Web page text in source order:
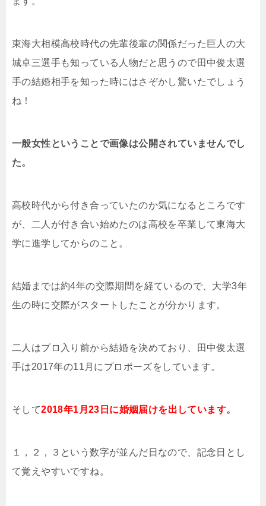
東海大相模高校時代の先輩後輩の関係だった巨人の大
城卓三選手も知っている人物だと思うので田中俊太選
手の結婚相手を知った時にはさぞかし驚いたでしょう
ね！
一般女性ということで画像は公開されていませんでし
た。
高校時代から付き合っていたのか気になるところです
が、二人が付き合い始めたのは高校を卒業して東海大
学に進学してからのこと。
結婚までは約4年の交際期間を経ているので、大学3年
生の時に交際がスタートしたことが分かります。
二人はプロ入り前から結婚を決めており、田中俊太選
手は2017年の11月にプロポーズをしています。
そして2018年1月23日に婚姻届けを出しています。
１，２，３という数字が並んだ日なので、記念日とし
て覚えやすいですね。